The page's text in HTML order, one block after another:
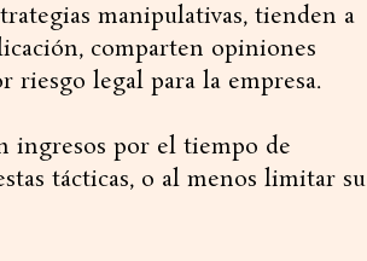
manipulativas, tienden a
comparten opiniones
riesgo legal para la empresa.
ingresos por el tiempo de
tácticas, o al menos limitar su